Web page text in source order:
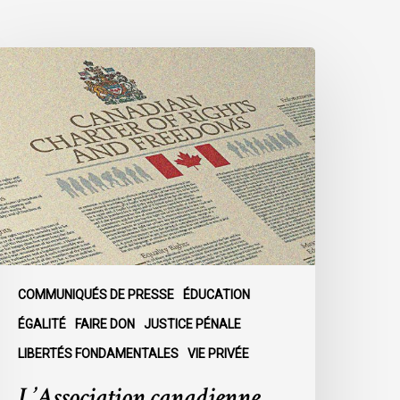
COMMUNIQUÉS DE PRESSE ÉDUCATION
ÉGALITÉ FAIRE DON JUSTICE PÉNALE
LIBERTÉS FONDAMENTALES VIE PRIVÉE